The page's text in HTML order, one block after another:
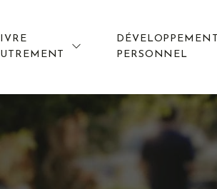
DÉVELOPPEMENT
PERSONNEL